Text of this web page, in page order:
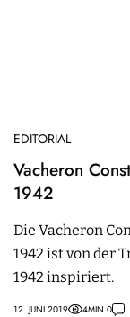
EDITORIAL
Vacheron
1942
Die Vacheron
1942 ist von der
1942 inspiriert.
12. JUNI 2019 4MIN.0